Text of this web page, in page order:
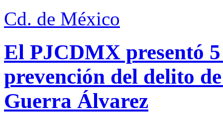
Cd. de México
El PJCDMX presentó
prevención del delito
Guerra Álvarez